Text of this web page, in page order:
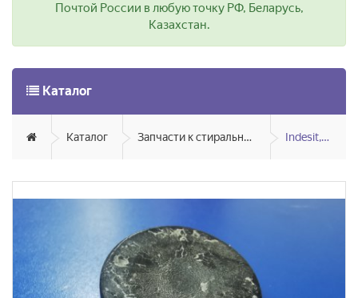
Почтой России в любую точку РФ, Беларусь,
Казахстан.
Каталог
Каталог Запчасти к стиральным и посудомоечным машинам Indesit, Ariston, Hotpoint